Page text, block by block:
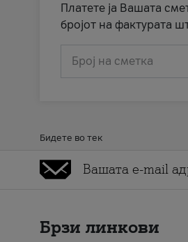
Платете ја Вашата
бројот на фактурата
Број на сметка
Бидете во тек
Брзи линкови